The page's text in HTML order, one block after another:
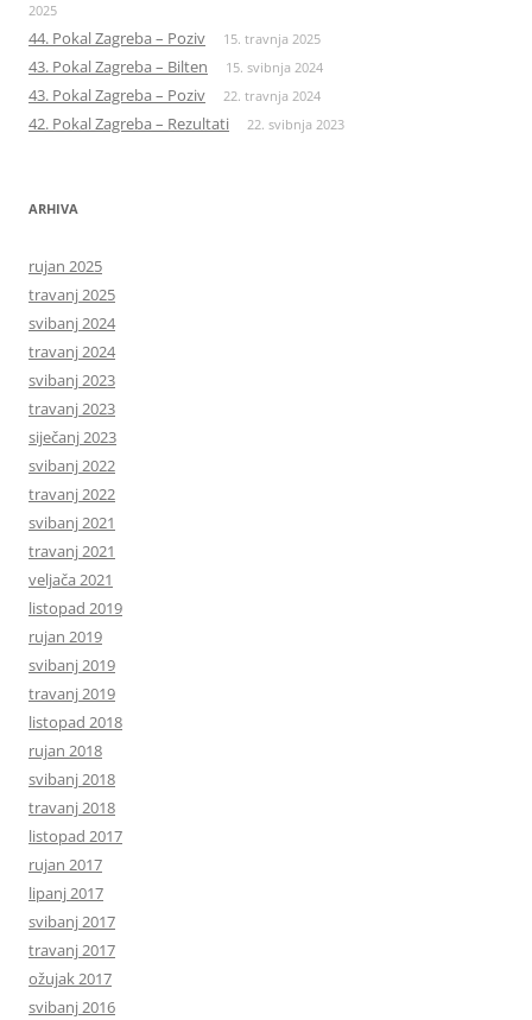
2025
44. Pokal Zagreba – Poziv 15. travnja 2025
43. Pokal Zagreba – Bilten 15. svibnja 2024
43. Pokal Zagreba – Poziv 22. travnja 2024
42. Pokal Zagreba – Rezultati 22. svibnja 2023
ARHIVA
rujan 2025
travanj 2025
svibanj 2024
travanj 2024
svibanj 2023
travanj 2023
siječanj 2023
svibanj 2022
travanj 2022
svibanj 2021
travanj 2021
veljača 2021
listopad 2019
rujan 2019
svibanj 2019
travanj 2019
listopad 2018
rujan 2018
svibanj 2018
travanj 2018
listopad 2017
rujan 2017
lipanj 2017
svibanj 2017
travanj 2017
ožujak 2017
svibanj 2016